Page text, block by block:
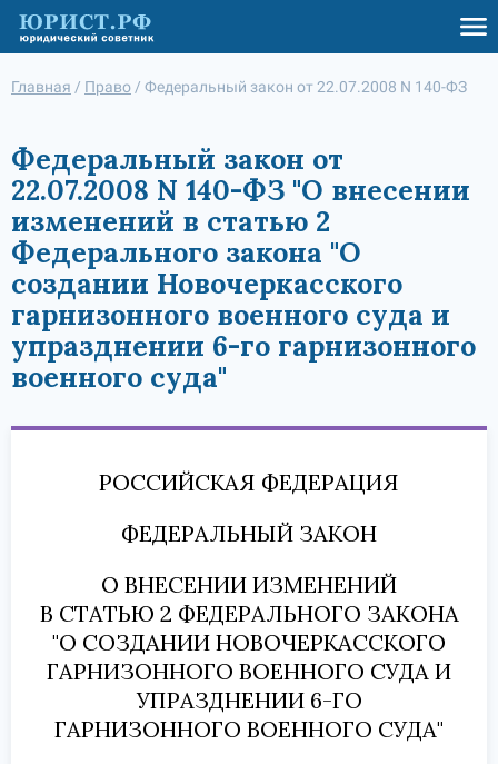
Главная / Право / Федеральный закон от 22.07.2008 N 140-ФЗ
Федеральный закон от
22.07.2008 N 140-ФЗ "О внесении
изменений в статью 2
Федерального закона "О
создании Новочеркасского
гарнизонного военного суда и
упразднении 6-го гарнизонного
военного суда"
РОССИЙСКАЯ ФЕДЕРАЦИЯ
ФЕДЕРАЛЬНЫЙ ЗАКОН
О ВНЕСЕНИИ ИЗМЕНЕНИЙ
В СТАТЬЮ 2 ФЕДЕРАЛЬНОГО ЗАКОНА
"О СОЗДАНИИ НОВОЧЕРКАССКОГО
ГАРНИЗОННОГО ВОЕННОГО СУДА И
УПРАЗДНЕНИИ 6-ГО
ГАРНИЗОННОГО ВОЕННОГО СУДА"